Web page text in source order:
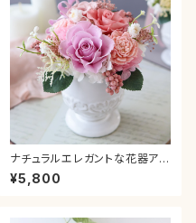
ナチュラルエレガントな花器アレ
ンジメント＊ピンク 母の日 ピ
ンク グラデーション カーネーシ
¥5,800